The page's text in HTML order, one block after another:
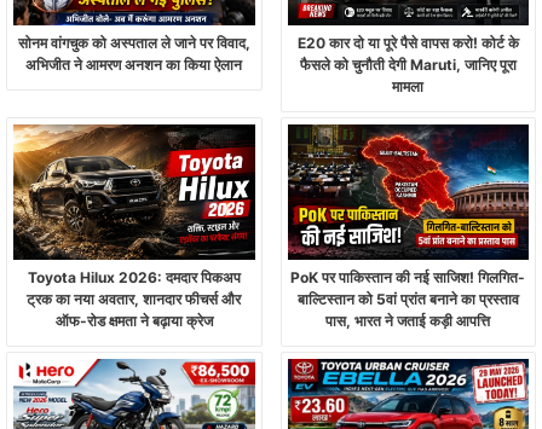
सोनम वांगचुक को अस्पताल ले जाने पर विवाद,
अभिजीत ने आमरण अनशन का किया ऐलान
E20 कार दो या पूरे पैसे वापस करो! कोर्ट के
फैसले को चुनौती देगी Maruti, जानिए पूरा
मामला
Toyota Hilux 2026: दमदार पिकअप
ट्रक का नया अवतार, शानदार फीचर्स और
ऑफ-रोड क्षमता ने बढ़ाया क्रेज
PoK पर पाकिस्तान की नई साजिश! गिलगित-
बाल्टिस्तान को 5वां प्रांत बनाने का प्रस्ताव
पास, भारत ने जताई कड़ी आपत्ति